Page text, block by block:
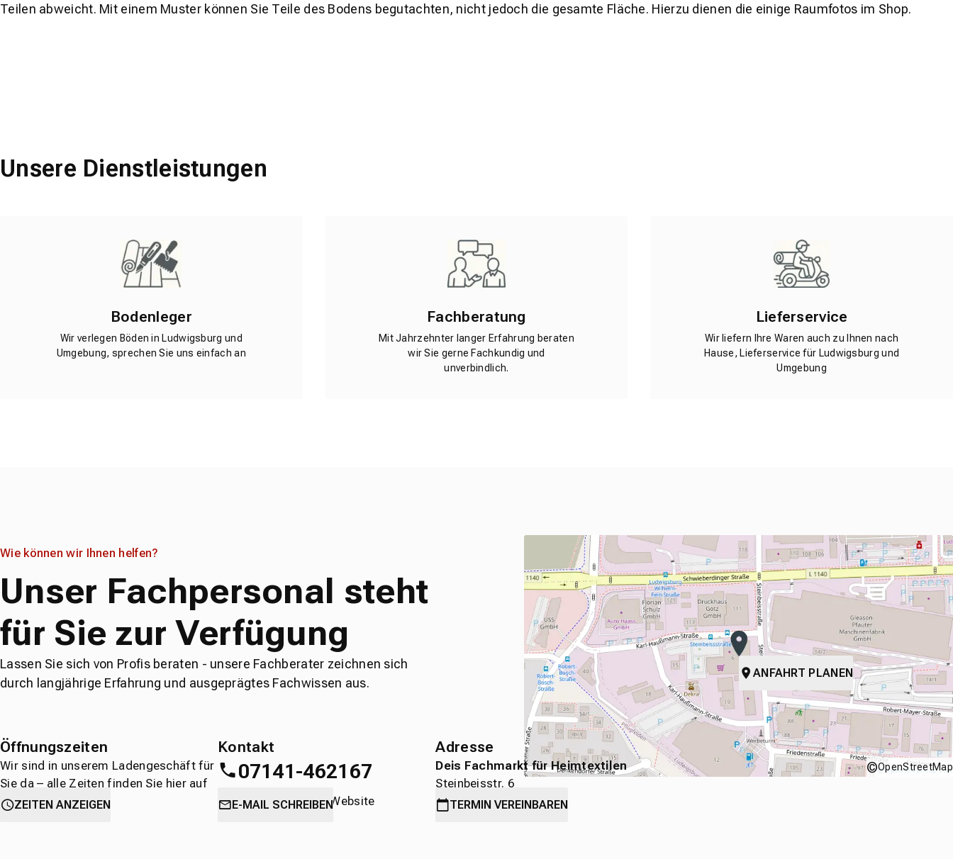
Teilen abweicht. Mit einem Muster können Sie Teile des Bodens begutachten, nicht jedoch die gesamte Fläche. Hierzu dienen die einige Raumfotos im Shop.
Unsere Dienstleistungen
Bodenleger
Wir verlegen Böden in Ludwigsburg und
Umgebung, sprechen Sie uns einfach an
Fachberatung
Mit Jahrzehnter langer Erfahrung beraten
wir Sie gerne Fachkundig und
unverbindlich.
Lieferservice
Wir liefern Ihre Waren auch zu Ihnen nach
Hause, Lieferservice für Ludwigsburg und
Umgebung
Wie können wir Ihnen helfen?
Unser Fachpersonal steht
für Sie zur Verfügung
Lassen Sie sich von Profis beraten - unsere Fachberater zeichnen sich
durch langjährige Erfahrung und ausgeprägtes Fachwissen aus.
Öffnungszeiten
Wir sind in unserem Ladengeschäft für
Sie da – alle Zeiten finden Sie hier auf
einen Blick.
ZEITEN ANZEIGEN
Kontakt
07141-462167
oderdirekt über die Website
E-MAIL SCHREIBEN
Adresse
Deis Fachmarkt für Heimtextilen
Steinbeisstr. 6
71636 Ludwigsburg
TERMIN VEREINBAREN
ANFAHRT PLANEN
©OpenStreetMap